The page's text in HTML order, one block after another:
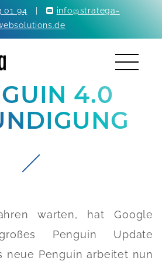
01 94
info@stratega-
4.0
warten, hat Google
Penguin Update
neue Penguin arbeitet nun